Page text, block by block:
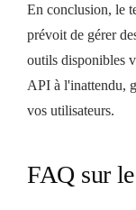
En conclusion, le
prévoit de gérer
outils disponibles
API à l'inattendu,
vos utilisateurs.
FAQ sur